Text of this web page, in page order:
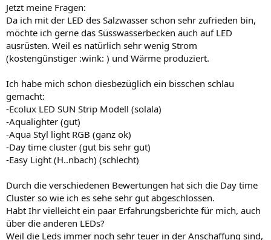
Jetzt meine Fragen:
Da ich mit der LED des Salzwasser schon sehr zufrieden bin,
möchte ich gerne das Süsswasserbecken auch auf LED
ausrüsten. Weil es natürlich sehr wenig Strom
(kostengünstiger :wink: ) und Wärme produziert.
Ich habe mich schon diesbezüglich ein bisschen schlau
gemacht:
-Ecolux LED SUN Strip Modell (solala)
-Aqualighter (gut)
-Aqua Styl light RGB (ganz ok)
-Day time cluster (gut bis sehr gut)
-Easy Light (H..nbach) (schlecht)
Durch die verschiedenen Bewertungen hat sich die Day time
Cluster so wie ich es sehe sehr gut abgeschlossen.
Habt Ihr vielleicht ein paar Erfahrungsberichte für mich, auch
über die anderen LEDs?
Weil die Leds immer noch sehr teuer in der Anschaffung sind,